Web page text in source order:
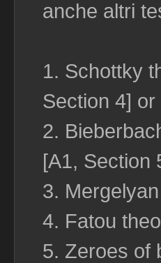
anche altri
1. Schottky
Section 4]
2.
[A1, Section
3.
4. Fatou
5. Zeroes of